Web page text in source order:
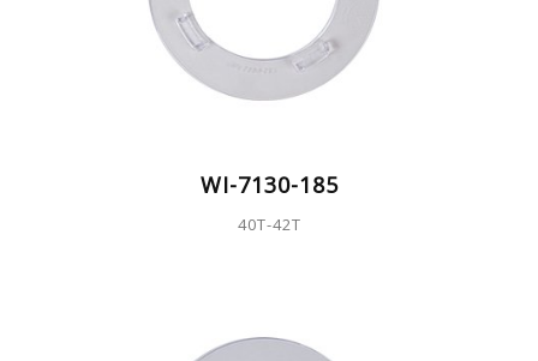
WI-7130-185
40T-42T